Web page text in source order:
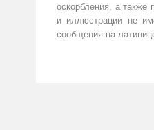
оскорбления, а также
и иллюстрации не
сообщения на